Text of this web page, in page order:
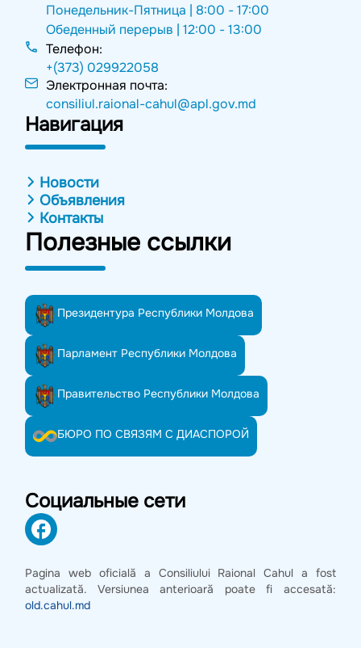
Понедельник-Пятница | 8:00 - 17:00
Обеденный перерыв |12:00 - 13:00
Телефон:
+(373) 029922058
Электронная почта:
consiliul.raional-cahul@apl.gov.md
Навигация
Новости
Объявления
Контакты
Полезные ссылки
Президентура Республики Молдова
Парламент Республики Молдова
Правительство Республики Молдова
БЮРО ПО СВЯЗЯМ С ДИАСПОРОЙ
Социальные сети
Pagina web oficială a Consiliului Raional Cahul a fost
actualizată. Versiunea anterioară poate fi accesată:
old.cahul.md